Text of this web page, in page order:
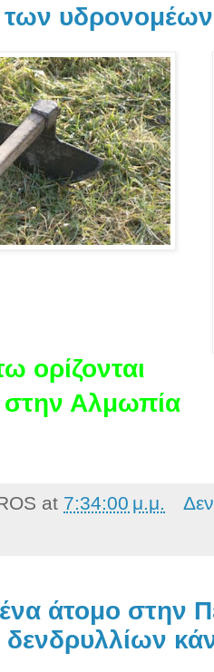
των
ορίζονται
στην Αλμωπία
at 7:34:00 μ.μ.
άτομο στην
δενδρυλλίων